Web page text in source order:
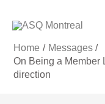
Home
Messages
On Being a Member
direction